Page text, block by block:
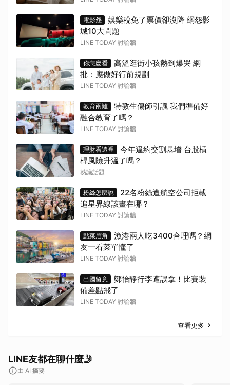
電影怨
娛樂稅免了票價卻沒降 網怨影
城10大問題
LINE TODAY 討論牆
你怎麼看
高溫逛街小孩熱到爆哭 網
批：應做好行前規劃
LINE TODAY 討論牆
教育兩難
特教生傷師引議 我們準備好
融合教育了嗎？
LINE TODAY 討論牆
理財看這裡
今年違約交割暴增 台股槓
桿風險升溫了嗎？
熱議話題
粉絲怎麼說
22名粉絲遭航空公司拒載
追星界線該畫在哪？
LINE TODAY 討論牆
點菜眉角
漁港兩人吃3400合理嗎？網
友一看菜單懂了
LINE TODAY 討論牆
出國留意
鄭怡靜行李遭誤拿！比賽裝
備差點飛了
LINE TODAY 討論牆
查看更多
LINE友都在聊什麼🤳
由 AI 摘要
取消